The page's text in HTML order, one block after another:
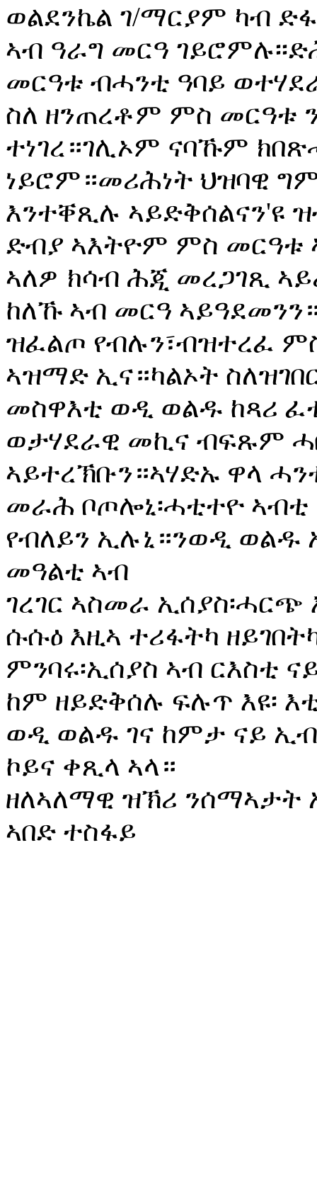
ወልደንኬል ገ/ማርያም ካብ
ኣብ ዓራግ መርዓ
መርዓቱ ብሓንቲ ዓባይ
ስለ ዘንጠረቶም ምስ መርዓቱ
ተነገረ።ገሊኦም ናባኹም
ነይሮም።መሪሕነት ህዝባዊ
እንተቐጺሉ ኣይድቅሰልናን'ዩ
ድብያ ኣእትዮም ምስ መርዓቱ
ኣለዎ ክሳብ ሕጂ መረጋገጺ
ከለኹ ኣብ መርዓ
ዝፈልጦ የብሉን፣ብዝተረፈ
ኣዝማድ ኢና።ካልኦት
መስዋእቲ ወዲ ወልዱ ከጻሪ
ወታሃደራዊ መኪና ብፍጹም
ኣይተረኽቡን።ኣሃድኡ ዋላ
መራሕ ቦጦሎኒ፡ሓቲተዮ
የብለይን ኢሉኒ።ንወዲ ወልዱ
መዓልቲ ኣብ
ገረገር ኣስመራ ኢሰያስ፡ሓርጭ
ሱሱዕ እዚኣ ተሪፋትካ
ምንባሩ፡ኢሰያስ ኣብ ርእስቲ
ከም ዘይድቅሰሉ ፍሉጥ እዩ፡
ወዲ ወልዱ ገና ከምታ ናይ
ኮይና ቀጺላ ኣላ።
ዘለኣለማዊ ዝኽሪ ንሰማኣታት
ኣበድ ተስፋይ